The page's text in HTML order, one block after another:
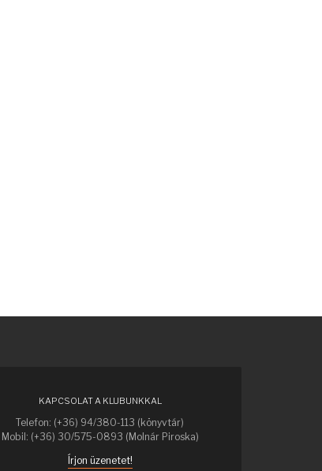
KAPCSOLAT A KLUBUNKKAL
Telefon: (+36) 94/380-113 (könyvtár)
Mobil: (+36) 30/575-0893 (Molnár Piroska)
Írjon üzenetet!